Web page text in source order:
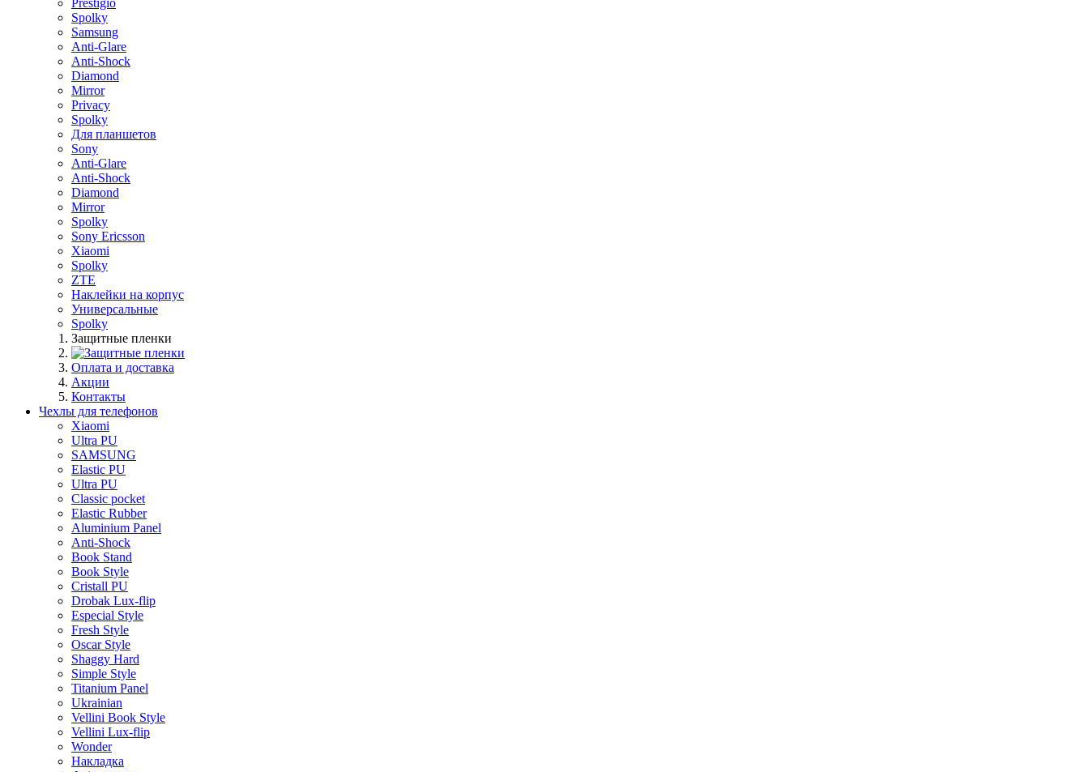
Prestigio
Spolky
Samsung
Anti-Glare
Anti-Shock
Diamond
Mirror
Privacy
Spolky
Для планшетов
Sony
Anti-Glare
Anti-Shock
Diamond
Mirror
Spolky
Sony Ericsson
Xiaomi
Spolky
ZTE
Наклейки на корпус
Универсальные
Spolky
Защитные пленки
Оплата и доставка
Акции
Контакты
Чехлы для телефонов
Xiaomi
Ultra PU
SAMSUNG
Elastic PU
Ultra PU
Classic pocket
Elastic Rubber
Aluminium Panel
Anti-Shock
Book Stand
Book Style
Cristall PU
Drobak Lux-flip
Especial Style
Fresh Style
Oscar Style
Shaggy Hard
Simple Style
Titanium Panel
Ukrainian
Vellini Book Style
Vellini Lux-flip
Wonder
Накладка